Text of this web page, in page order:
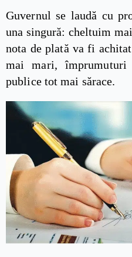
Guvernul se laudă cu
una singură: cheltuim
nota de plată va fi
mai mari,
publice tot mai sărace.